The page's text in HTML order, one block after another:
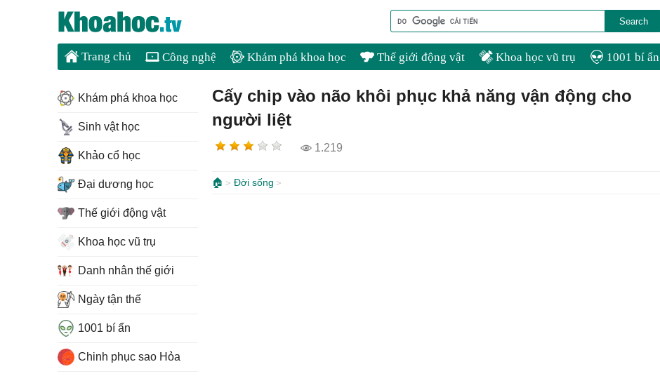
Trang chủ Công nghệ Khám phá khoa học Thế giới động vật Khoa học vũ trụ 1001 bí ẩn
Cấy chip vào não khôi phục khả năng vận động cho
người liệt
1.219
🏠 Đời sống
Khám phá khoa học
Sinh vật học
Khảo cổ học
Đại dương học
Thế giới động vật
Khoa học vũ trụ
Danh nhân thế giới
Ngày tận thế
1001 bí ẩn
Chinh phục sao Hỏa